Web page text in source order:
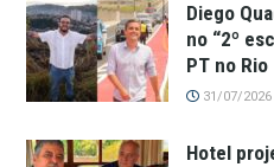
Diego
no “2º
PT no Rio
31/07/2026
Hotel